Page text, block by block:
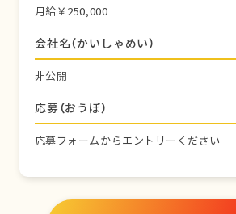
月給￥250,000
会社名（かいしゃめい）
非公開
応募（おうぼ）
応募フォームからエントリーください